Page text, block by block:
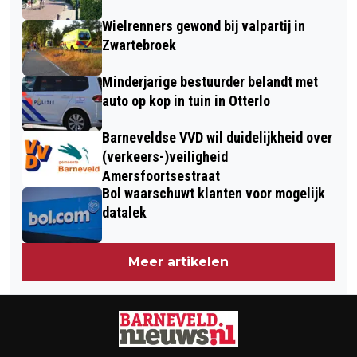
Wielrenners gewond bij valpartij in
Zwartebroek
Minderjarige bestuurder belandt met
auto op kop in tuin in Otterlo
Barneveldse VVD wil duidelijkheid over
(verkeers-)veiligheid
Amersfoortsestraat
Bol waarschuwt klanten voor mogelijk
datalek
Meer artikelen